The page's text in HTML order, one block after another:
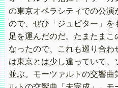
の東京オペラシティでの公演
ので、ぜひ「ジュピター」を
足を運んだのだ。たまたまこ
なったので、これも巡り合わ
は東京とは少し違っていて
並ぶ。モーツァルトの交響